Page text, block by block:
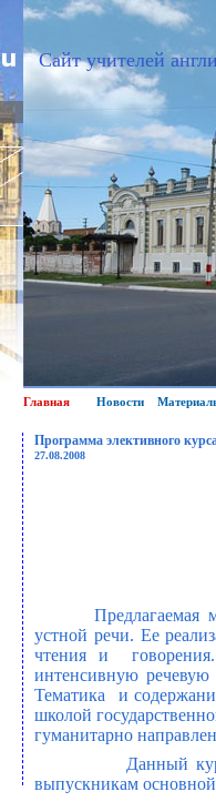
Сайт учителей
Главная Новости
Программа элективного
27.08.2008
Предлагаемая
устной речи. Ее
чтения и
интенсивную
Тематика
и
школой
гуманитарнo
Данный
выпускникам